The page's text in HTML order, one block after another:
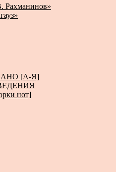
Рахманинов»
[А-Я]
нот]